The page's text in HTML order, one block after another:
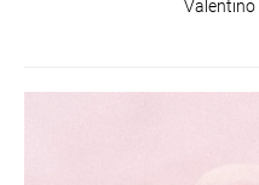
Valentino